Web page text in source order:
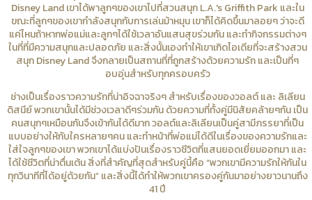
Disney Land เขาได้พาลูกๆของเขาไปที่สวนสนุก L.A.'s Griffith Park และใน
ขณะที่ลูกๆของเขากำลังสนุกกับการเล่นม้าหมุน เขาก็ได้คิดขึ้นมาลอยๆ ว่าจะดี
แค่ไหนถ้าหากพ่อแม่และลูกๆได้ใช้เวลาอันแสนสุขร่วมกัน และทำกิจกรรมต่างๆ
ในที่ที่มีความสนุกและปลอดภัย และสิ่งนั้นเองทำให้เขาเกิดไอเดียที่จะสร้างสวน
สนุก Disney Land จึงกลายเป็นสถานที่ที่ถูกสร้างด้วยความรัก และเป็นที่ๆ
อบอุ่นสำหรับทุกครอบครัว
ช่างเป็นเรื่องราวความรักที่น่าอิจฉาจริงๆ สำหรับเรื่องของวอลต์ และ ลิเลียน
ดิสนีย์ พวกเขานั้นได้มีช่วงเวลาดีๆร่วมกัน ด้วยความที่ทั้งคู่มีนิสัยคล้ายๆกัน เป็น
คนสนุกๆเหมือนกันจึงเข้ากันได้ดีมาก วอลต์และลิเลียนเป็นคู่สามีภรรยาที่เป็น
แบบอย่างให้กับใครหลายๆคน และทำหน้าที่พ่อแม่ได้ดีในเรื่องของความรักและ
ใส่ใจลูกๆของเขา พวกเขาได้แบ่งปันเรื่องราวชีวิตที่แสนยอดเยี่ยมออกมา และ
ได้ใช้ชีวิตที่น่าตื่นเต้น สิ่งที่สำคัญที่สุดสำหรับคู่นี้คือ “พวกเขามีความรักให้กันใน
ทุกวินาทีที่ได้อยู่ด้วยกัน” และสิ่งนี้ได้ทำให้พวกเขาครองคู่กันมาอย่างยาวนานถึง
41 ปี